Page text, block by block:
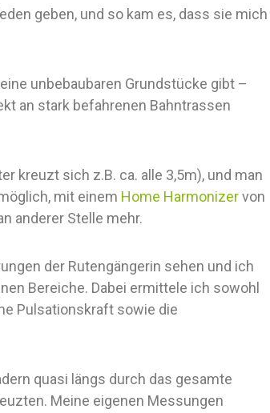
geben, und so kam es, dass sie mich
unbebaubaren Grundstücke gibt –
an stark befahrenen Bahntrassen
kreuzt sich z.B. ca. alle 3,5m), und man
mit einem Home Harmonizervon
anderer Stelle mehr.
der Rutengängerin sehen und ich
Bereiche. Dabei ermittele ich sowohl
Pulsationskraft sowie die
quasi längs durch das gesamte
Meine eigenen Messungen